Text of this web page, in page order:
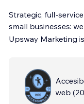
Strategic, full-
small businesses:
Upsway Marketing
web (